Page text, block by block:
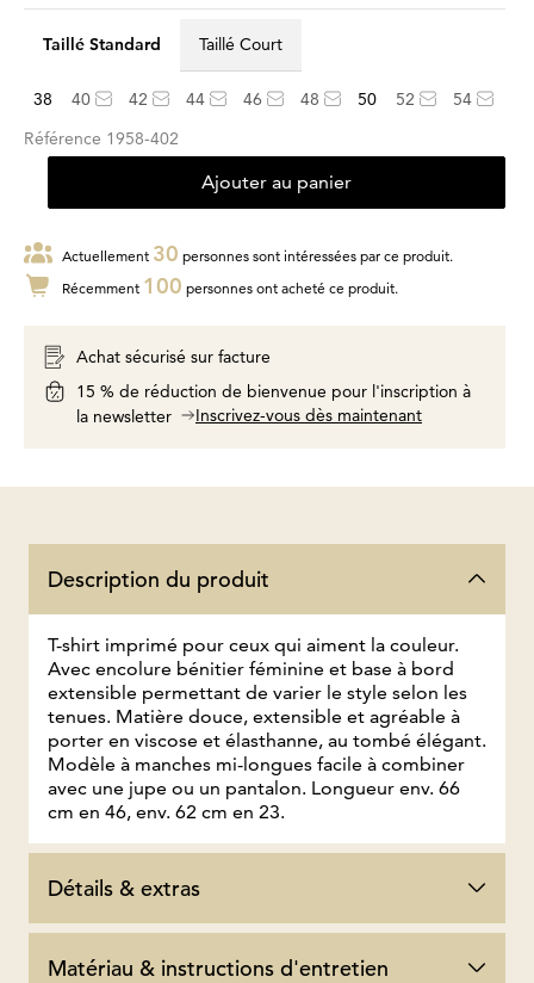
Taillé Standard Taillé Court
38 40 42 44 46 48 50 52
54
Référence 1958-402
Ajouter au panier
Actuellement 30 personnes sont intéressées par ce produit.
Récemment 100 personnes ont acheté ce produit.
Achat sécurisé sur facture
15 % de réduction de bienvenue pour l'inscription à
la newsletter
Inscrivez-vous dès maintenant
Description du produit
T-shirt imprimé pour ceux qui aiment la couleur.
Avec encolure bénitier féminine et base à bord
extensible permettant de varier le style selon les
tenues. Matière douce, extensible et agréable à
porter en viscose et élasthanne, au tombé élégant.
Modèle à manches mi-longues facile à combiner
avec une jupe ou un pantalon. Longueur env. 66
cm en 46, env. 62 cm en 23.
Détails & extras
Matériau & instructions d'entretien